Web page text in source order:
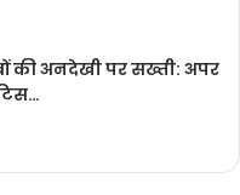
की अनदेखी पर सख्ती: अपर